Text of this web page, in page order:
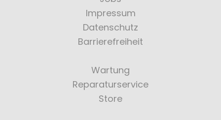
Impressum
Datenschutz
Barrierefreiheit
Wartung
Reparaturservice
Store